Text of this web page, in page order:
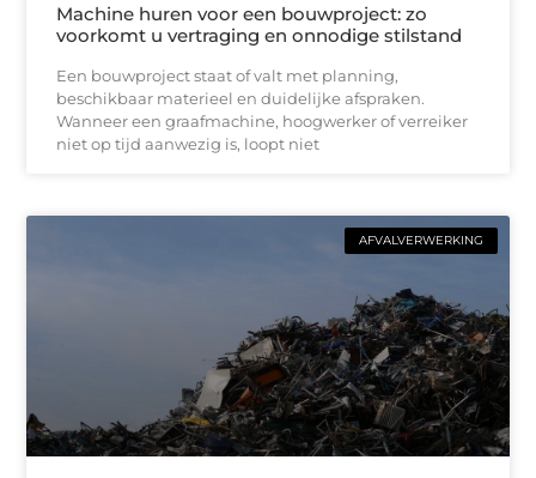
Machine huren voor een bouwproject: zo
voorkomt u vertraging en onnodige stilstand
Een bouwproject staat of valt met planning,
beschikbaar materieel en duidelijke afspraken.
Wanneer een graafmachine, hoogwerker of verreiker
niet op tijd aanwezig is, loopt niet
AFVALVERWERKING